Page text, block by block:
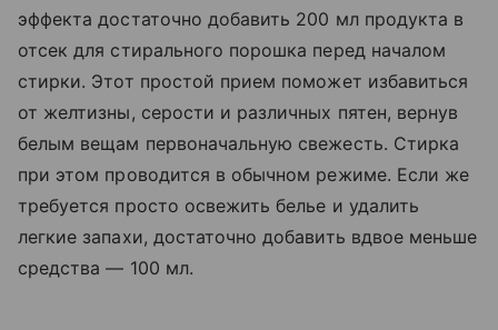
эффекта достаточно добавить 200 мл продукта в
отсек для стирального порошка перед началом
стирки. Этот простой прием поможет избавиться
от желтизны, серости и различных пятен, вернув
белым вещам первоначальную свежесть. Стирка
при этом проводится в обычном режиме. Если же
требуется просто освежить белье и удалить
легкие запахи, достаточно добавить вдвое меньше
средства — 100 мл.